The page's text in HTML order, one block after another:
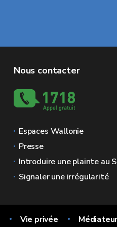
Nous contacter
Espaces Wallonie
Presse
Introduire une plainte au
Signaler une irrégularité
Vie privée